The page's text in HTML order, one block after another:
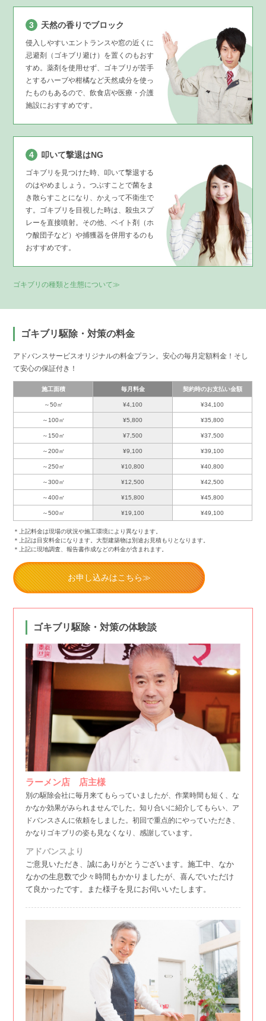
3 天然の香りでブロック
侵入しやすいエントランスや窓の近くに
忌避剤（ゴキブリ避け）を置くのもおす
すめ。薬剤を使用せず、ゴキブリが苦手
とするハーブや柑橘など天然成分を使っ
たものもあるので、飲食店や医療・介護
施設におすすめです。
4 叩いて撃退はNG
ゴキブリを見つけた時、叩いて撃退する
のはやめましょう。つぶすことで菌をま
き散らすことになり、かえって不衛生で
す。ゴキブリを目視した時は、殺虫スプ
レーを直接噴射。その他、ベイト剤（ホ
ウ酸団子など）や捕獲器を併用するのも
おすすめです。
ゴキブリの種類と生態について≫
ゴキブリ駆除・対策の料金
アドバンスサービスオリジナルの料金プラン。安心の毎月定額料金！そし
て安心の保証付き！
施工面積 毎月料金 契約時のお支払い金額
～50㎡ ¥4,100 ¥34,100
～100㎡ ¥5,800 ¥35,800
～150㎡ ¥7,500 ¥37,500
～200㎡ ¥9,100 ¥39,100
～250㎡ ¥10,800 ¥40,800
～300㎡ ¥12,500 ¥42,500
～400㎡ ¥15,800 ¥45,800
～500㎡ ¥19,100 ¥49,100
＊上記料金は現場の状況や施工環境により異なります。
＊上記は目安料金になります。大型建築物は別途お見積もりとなります。
＊上記に現地調査、報告書作成などの料金が含まれます。
お申し込みはこちら≫
ゴキブリ駆除・対策の体験談
ラーメン店 店主様
別の駆除会社に毎月来てもらっていましたが、作業時間も短く、な
かなか効果がみられませんでした。知り合いに紹介してもらい、ア
ドバンスさんに依頼をしました。初回で重点的にやっていただき、
かなりゴキブリの姿も見なくなり、感謝しています。
アドバンスより
ご意見いただき、誠にありがとうございます。施工中、なか
なかの生息数で少々時間もかかりましたが、喜んでいただけ
て良かったです。また様子を見にお伺いいたします。